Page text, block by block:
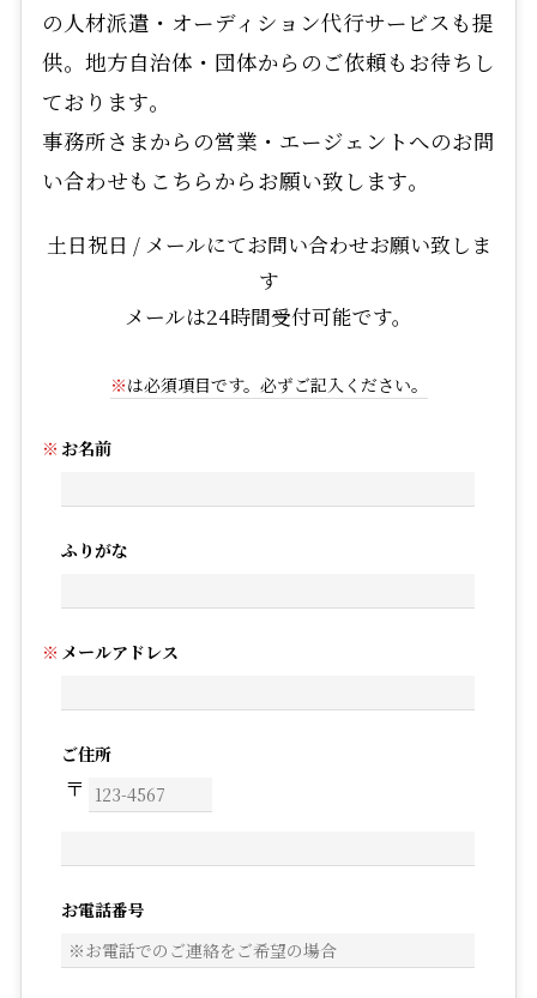
の人材派遣・オーディション代行サービスも提
供。地方自治体・団体からのご依頼もお待ちし
ております。
事務所さまからの営業・エージェントへのお問
い合わせもこちらからお願い致します。
土日祝日 / メールにてお問い合わせお願い致しま
す
メールは24時間受付可能です。
※は必須項目です。必ずご記入ください。
お名前
ふりがな
メールアドレス
ご住所
お電話番号